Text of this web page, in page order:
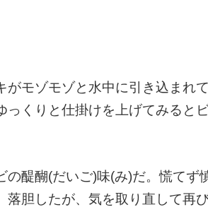
モゾモゾと水中に引き込まれ
くりと仕掛けを上げてみると
醍醐(だいご)味(み)だ。慌てず
胆したが、気を取り直して再